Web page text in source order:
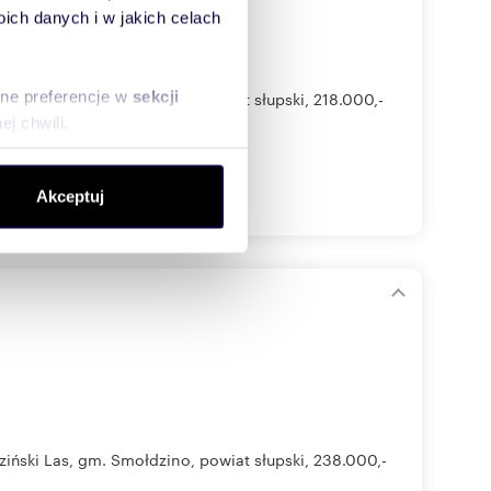
danych i w jakich celach
preferencje w sekcji
chwili.
społecznościowym,
od Ciebie lub
Akceptuj
Las, gm. Smołdzino, powiat słupski, 218.000,-
Las, gm. Smołdzino, powiat słupski, 238.000,-